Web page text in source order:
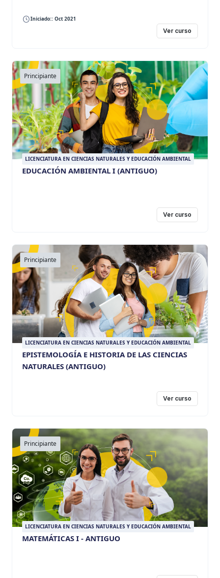
Iniciado:: Oct 2021
Ver curso
Principiante
LICENCIATURA EN CIENCIAS NATURALES Y EDUCACIÓN AMBIENTAL
EDUCACIÓN AMBIENTAL I (ANTIGUO)
Ver curso
Principiante
LICENCIATURA EN CIENCIAS NATURALES Y EDUCACIÓN AMBIENTAL
EPISTEMOLOGÍA E HISTORIA DE LAS CIENCIAS
NATURALES (ANTIGUO)
Ver curso
Principiante
LICENCIATURA EN CIENCIAS NATURALES Y EDUCACIÓN AMBIENTAL
MATEMÁTICAS I - ANTIGUO